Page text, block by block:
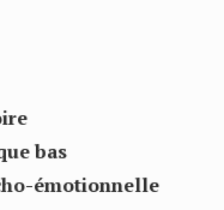
bas
émotionnelle